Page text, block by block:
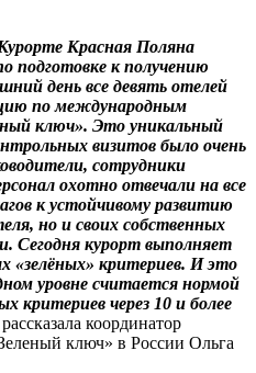
Красная Поляна
подготовке к получению
день все девять отелей
по международным
ключ». Это уникальный
визитов было очень
сотрудники
охотно отвечали на все
к устойчивому развитию
но и своих собственных
Сегодня курорт выполняет
«зелёных» критериев. И это
уровне считается нормой
критериев через 10 и более
координатор
ключ» в России Ольга